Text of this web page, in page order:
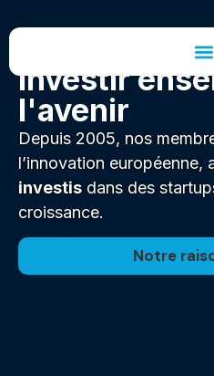
Investir
l'avenir
Depuis 2005, nos
l’innovation européenne,
investis dans des
croissance.
Notre